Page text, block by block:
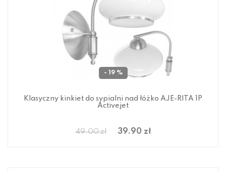
- 19 %
Klasyczny kinkiet do sypialni nad łóżko AJE-RITA 1P
Activejet
49.00 zł 39.90 zł